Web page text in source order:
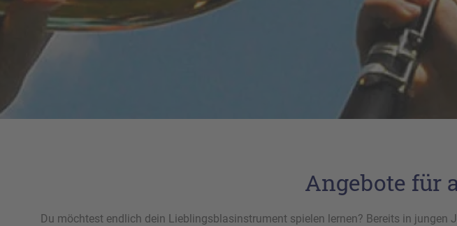
Angebote für
Du möchtest endlich dein Lieblingsblasinstrument spielen lernen? Bereits in